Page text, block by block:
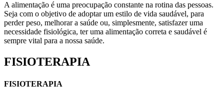
A alimentação é uma preocupação constante na rotina das pessoas.
Seja com o objetivo de adoptar um estilo de vida saudável, para
perder peso, melhorar a saúde ou, simplesmente, satisfazer uma
necessidade fisiológica, ter uma alimentação correta e saudável é
sempre vital para a nossa saúde.
FISIOTERAPIA
FISIOTERAPIA